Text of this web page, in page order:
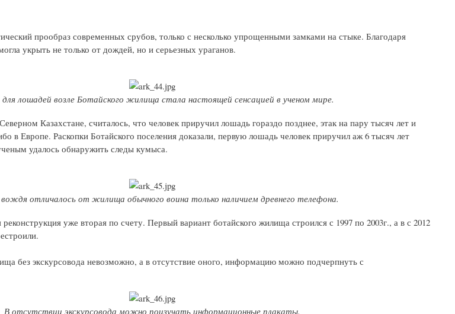
прообраз современных срубов, только с несколько упрощенными замками на стыке. Благодаря
укрыть не только от дождей, но и серьезных ураганов.
лошадей возле Ботайского жилища стала настоящей сенсацией в ученом мире.
Казахстане, считалось, что человек приручил лошадь гораздо позднее, этак на пару тысяч лет и
в Европе. Раскопки Ботайского поселения доказали, первую лошадь человек приручил аж 6 тысяч лет
удалось обнаружить следы кумыса.
отличалось от жилища обычного воина только наличием древнего телефона.
реконструкция уже вторая по счету. Первый вариант ботайского жилища строился с 1997 по 2003г., а в с 2012
без экскурсовода невозможно, а в отсутствие оного, информацию можно подчерпнуть с
В отсутствии экскурсовода можно поизучать информационные плакаты.